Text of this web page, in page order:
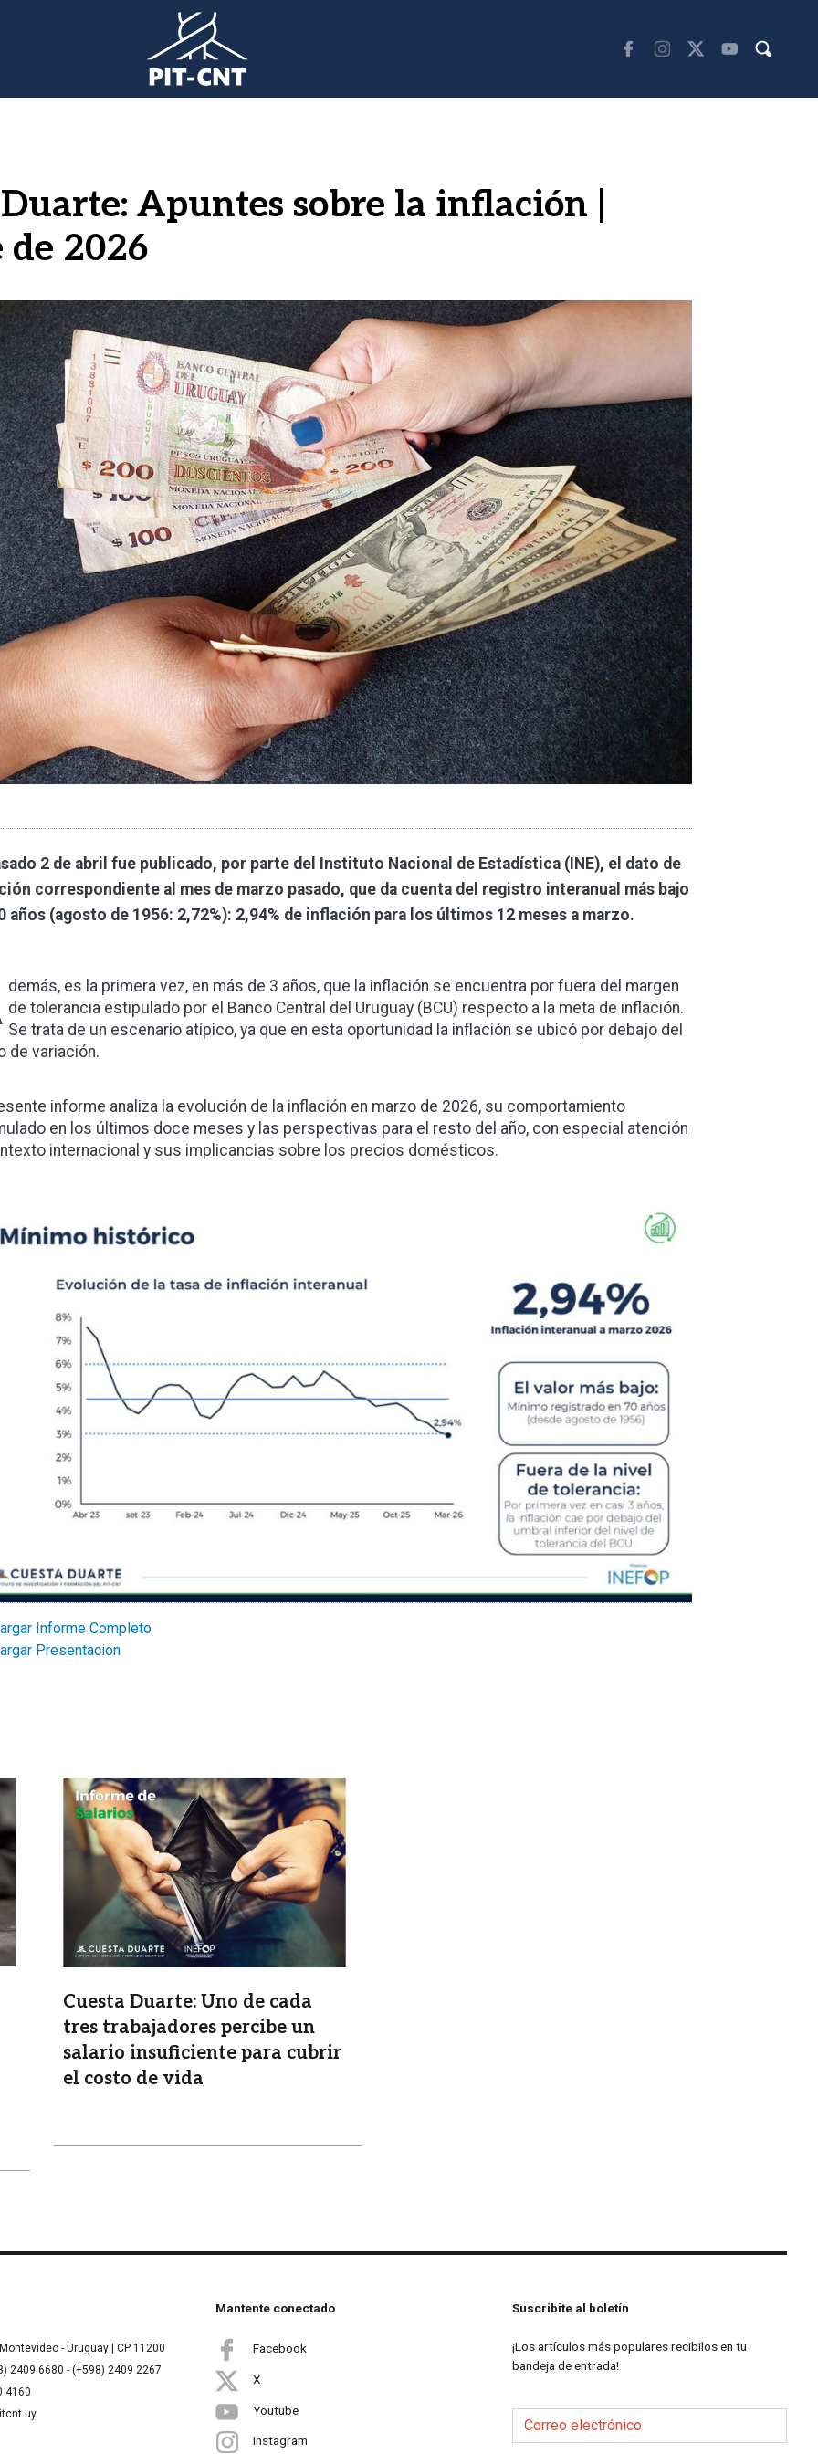
Apuntes sobre la inflación |
2026
2 de abril fue publicado, por parte del Instituto Nacional de Estadística (INE), el dato de
correspondiente al mes de marzo pasado, que da cuenta del registro interanual más bajo
años (agosto de 1956: 2,72%): 2,94% de inflación para los últimos 12 meses a marzo.
demás, es la primera vez, en más de 3 años, que la inflación se encuentra por fuera del margen
de tolerancia estipulado por el Banco Central del Uruguay (BCU) respecto a la meta de inflación.
Se trata de un escenario atípico, ya que en esta oportunidad la inflación se ubicó por debajo del
de variación.
informe analiza la evolución de la inflación en marzo de 2026, su comportamiento
en los últimos doce meses y las perspectivas para el resto del año, con especial atención
internacional y sus implicancias sobre los precios domésticos.
Informe Completo
Presentacion
Imagen
Cuesta Duarte: Uno de cada
tres trabajadores percibe un
salario insuficiente para cubrir
el costo de vida
- Uruguay | CP 11200
2409 6680 - (+598) 2409 2267
4160
Mantente conectado
Facebook
X
Youtube
Instagram
Suscribite al boletín
¡Los artículos más populares recibilos en tu
bandeja de entrada!
Correo electrónico